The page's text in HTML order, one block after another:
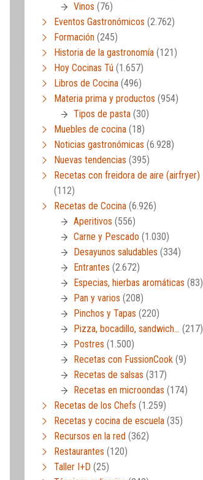
Vinos (76)
Eventos Gastronómicos (2.762)
Formación (245)
Historia de la gastronomía (121)
Hoy Cocinas Tú (1.657)
Libros de Cocina (496)
Materia prima y productos (954)
Tipos de pasta (30)
Muebles de cocina (18)
Noticias gastronómicas (6.928)
Nuevas tendencias (395)
Recetas con freidora de aire (airfryer)
(112)
Recetas de Cocina (6.926)
Aperitivos (556)
Carne y Pescado (1.030)
Desayunos saludables (334)
Entrantes (2.672)
Especias, hierbas aromáticas (83)
Pan y varios (208)
Pinchos y Tapas (220)
Pizza, bocadillo, sandwich… (217)
Postres (1.500)
Recetas con FussionCook (9)
Recetas de salsas (317)
Recetas en microondas (174)
Recetas de los Chefs (1.259)
Recetas y cocina de escuela (35)
Recursos en la red (362)
Restaurantes (120)
Taller I+D (25)